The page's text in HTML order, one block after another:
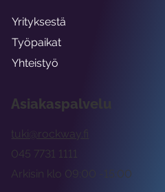
Asiakaspalvelu
tuki@rockway.fi
Arkisin klo 09:00 -15:00
045 7731 1111
Yrityksestä
Työpaikat
Yhteistyö